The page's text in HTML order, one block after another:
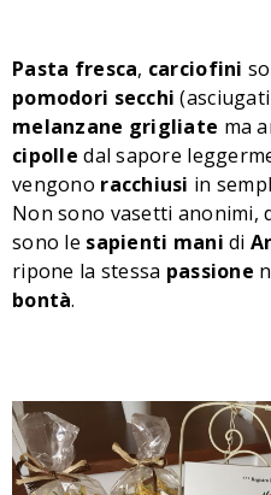
Pasta fresca, carciofini
pomodori secchi
melanzane grigliate ma
cipolle dal sapore
vengono racchiusi in
Non sono vasetti anonimi,
sono le sapienti mani di
ripone la stessa passione
bontà.